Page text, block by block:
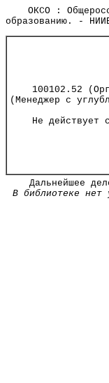
ОКСО :
образованию. -
100102.52
(Менеджер с
Не действует с
Дальнейшее
В библиотеке нет